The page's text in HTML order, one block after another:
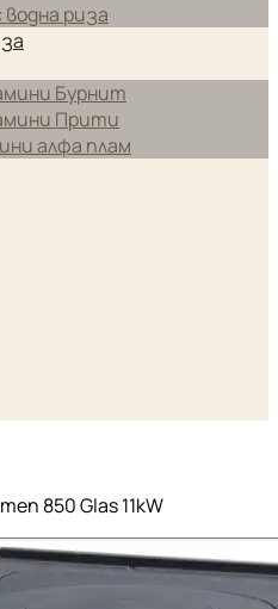
риза
Бурнит
Прити
алфа плам
850 Glas 11kW